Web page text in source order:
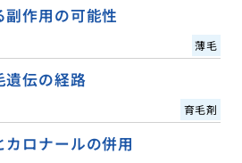
副作用の可能性
薄毛
遺伝の経路
育毛剤
ロナールの併用